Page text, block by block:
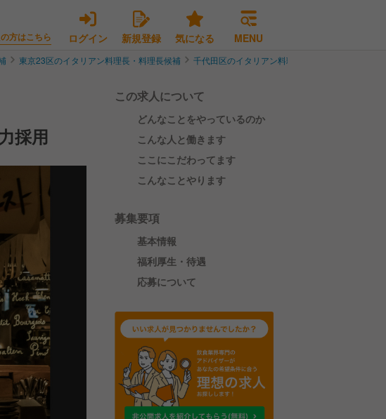
方はこちら ログイン 新規登録 気になる MENU
東京23区のイタリアン料理長・料理長候補 千代田区のイタリアン料理長・料理長候補
採用
この求人について
どんなことをやっているのか
こんな人と働きます
ここにこだわってます
こんなことやります
募集要項
基本情報
福利厚生・待遇
応募について